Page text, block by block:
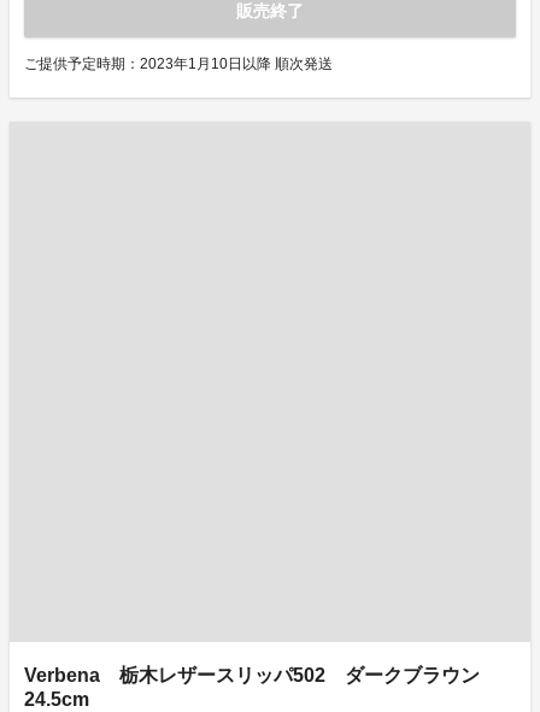
販売終了
ご提供予定時期：2023年1月10日以降 順次発送
Verbena 栃木レザースリッパ502 ダークブラウン
24.5cm